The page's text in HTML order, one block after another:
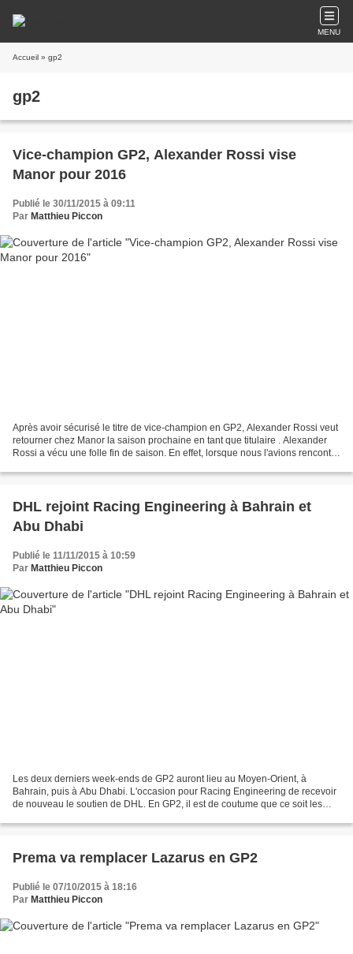
MENU
Accueil » gp2
gp2
Vice-champion GP2, Alexander Rossi vise
Manor pour 2016
Publié le 30/11/2015 à 09:11
Par Matthieu Piccon
Après avoir sécurisé le titre de vice-champion en GP2, Alexander Rossi veut
retourner chez Manor la saison prochaine en tant que titulaire . Alexander
Rossi a vécu une folle fin de saison. En effet, lorsque nous l'avions rencontré
DHL rejoint Racing Engineering à Bahrain et
Abu Dhabi
Publié le 11/11/2015 à 10:59
Par Matthieu Piccon
Les deux derniers week-ends de GP2 auront lieu au Moyen-Orient, à
Bahrain, puis à Abu Dhabi. L'occasion pour Racing Engineering de recevoir
de nouveau le soutien de DHL. En GP2, il est de coutume que ce soit les
Prema va remplacer Lazarus en GP2
Publié le 07/10/2015 à 18:16
Par Matthieu Piccon